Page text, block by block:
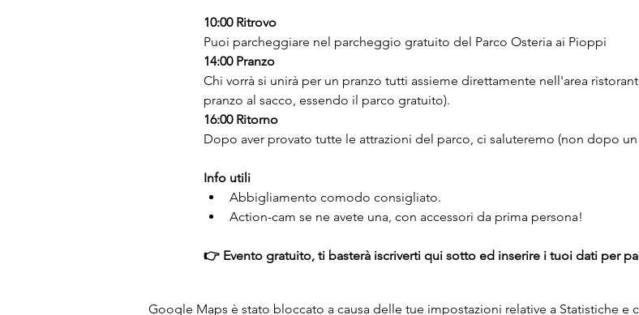
10:00 Ritrovo
Puoi parcheggiare nel parcheggio gratuito del Parco Osteria ai Pioppi
14:00 Pranzo
Chi vorrà si unirà per un pranzo tutti assieme direttamente nell'area
pranzo al sacco, essendo il parco gratuito).
16:00 Ritorno
Dopo aver provato tutte le attrazioni del parco, ci saluteremo (non dopo
Info utili
Abbigliamento comodo consigliato.
Action-cam se ne avete una, con accessori da prima persona!
👉 Evento gratuito, ti basterà iscriverti qui sotto ed inserire i tuoi dati per
Google Maps è stato bloccato a causa delle tue impostazioni relative a Statistiche e